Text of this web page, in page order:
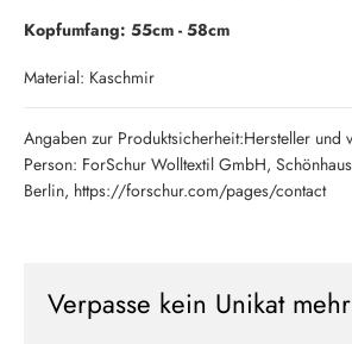
Kopfumfang: 55cm - 58cm
Material: Kaschmir
Angaben zur Produktsicherheit:Hersteller und
Person: ForSchur Wolltextil GmbH,
Berlin, https://forschur.com/pages/contact
Verpasse kein Unikat mehr